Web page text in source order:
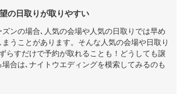
の日取りが取りやすい
ンの場合､人気の会場や人気の日取りでは早め
うことがあります。そんな人気の会場や日取り
らすだけで予約が取れることも！どうしても譲
合は､ナイトウエディングを模索してみるのも